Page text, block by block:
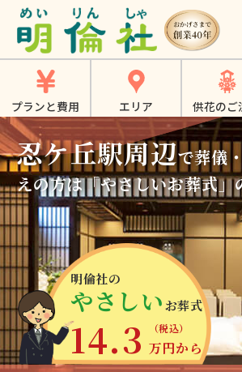
忍ケ丘駅 - 【公式】
大東市・寝屋川市・
四條畷市・門真市で
のお葬式、家族葬、
一日葬は《明倫社》
プランと費用 エリア 供花のご
忍ケ丘駅周辺で葬儀
えの方は「やさしいお葬式」
明倫社の
やさしいお葬式
14.3 （税込）
万円から